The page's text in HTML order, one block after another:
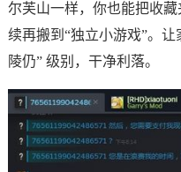
尔芙山一样，你也能把收
续再搬到“独立小游戏”。
陵仍” 级别，干净利落。